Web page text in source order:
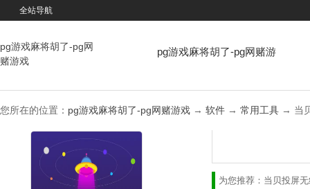
全站导航
pg游戏麻将胡了-pg网
赌游戏
pg游戏麻将胡了-pg网赌游
您所在的位置： pg游戏麻将胡了-pg网赌游戏 → 软件 → 常用工具 → 当
为您推荐： 当贝投屏